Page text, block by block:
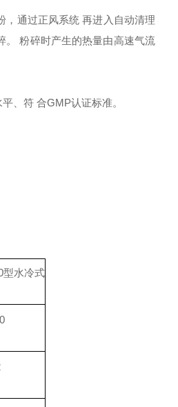
通过正风系统 再进入自动清理
。 粉碎时产生的热量由高速气流
、符 合GMP认证标准。
型水冷式